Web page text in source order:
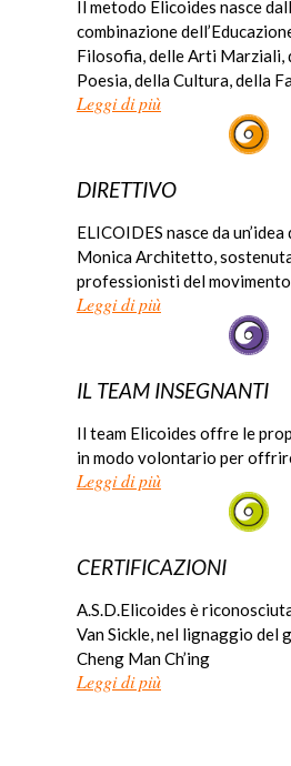
Il metodo Elicoides nasce
combinazione
Filosofia, delle Arti Marziali,
Poesia, della Cultura, della
Leggi di più
DIRETTIVO
ELICOIDES nasce da
Monica Architetto,
professionisti del
Leggi di più
IL TEAM INSEGNANTI
Il team Elicoides offre le
in modo volontario per
Leggi di più
CERTIFICAZIONI
A.S.D.Elicoides è
Van Sickle, nel lignaggio del
Cheng Man Ch’ing
Leggi di più